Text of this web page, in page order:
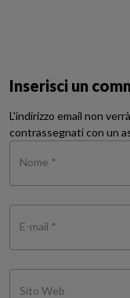
Inserisci un
L'indirizzo email non
contrassegnati con un
Nome *
E-mail *
Sito Web